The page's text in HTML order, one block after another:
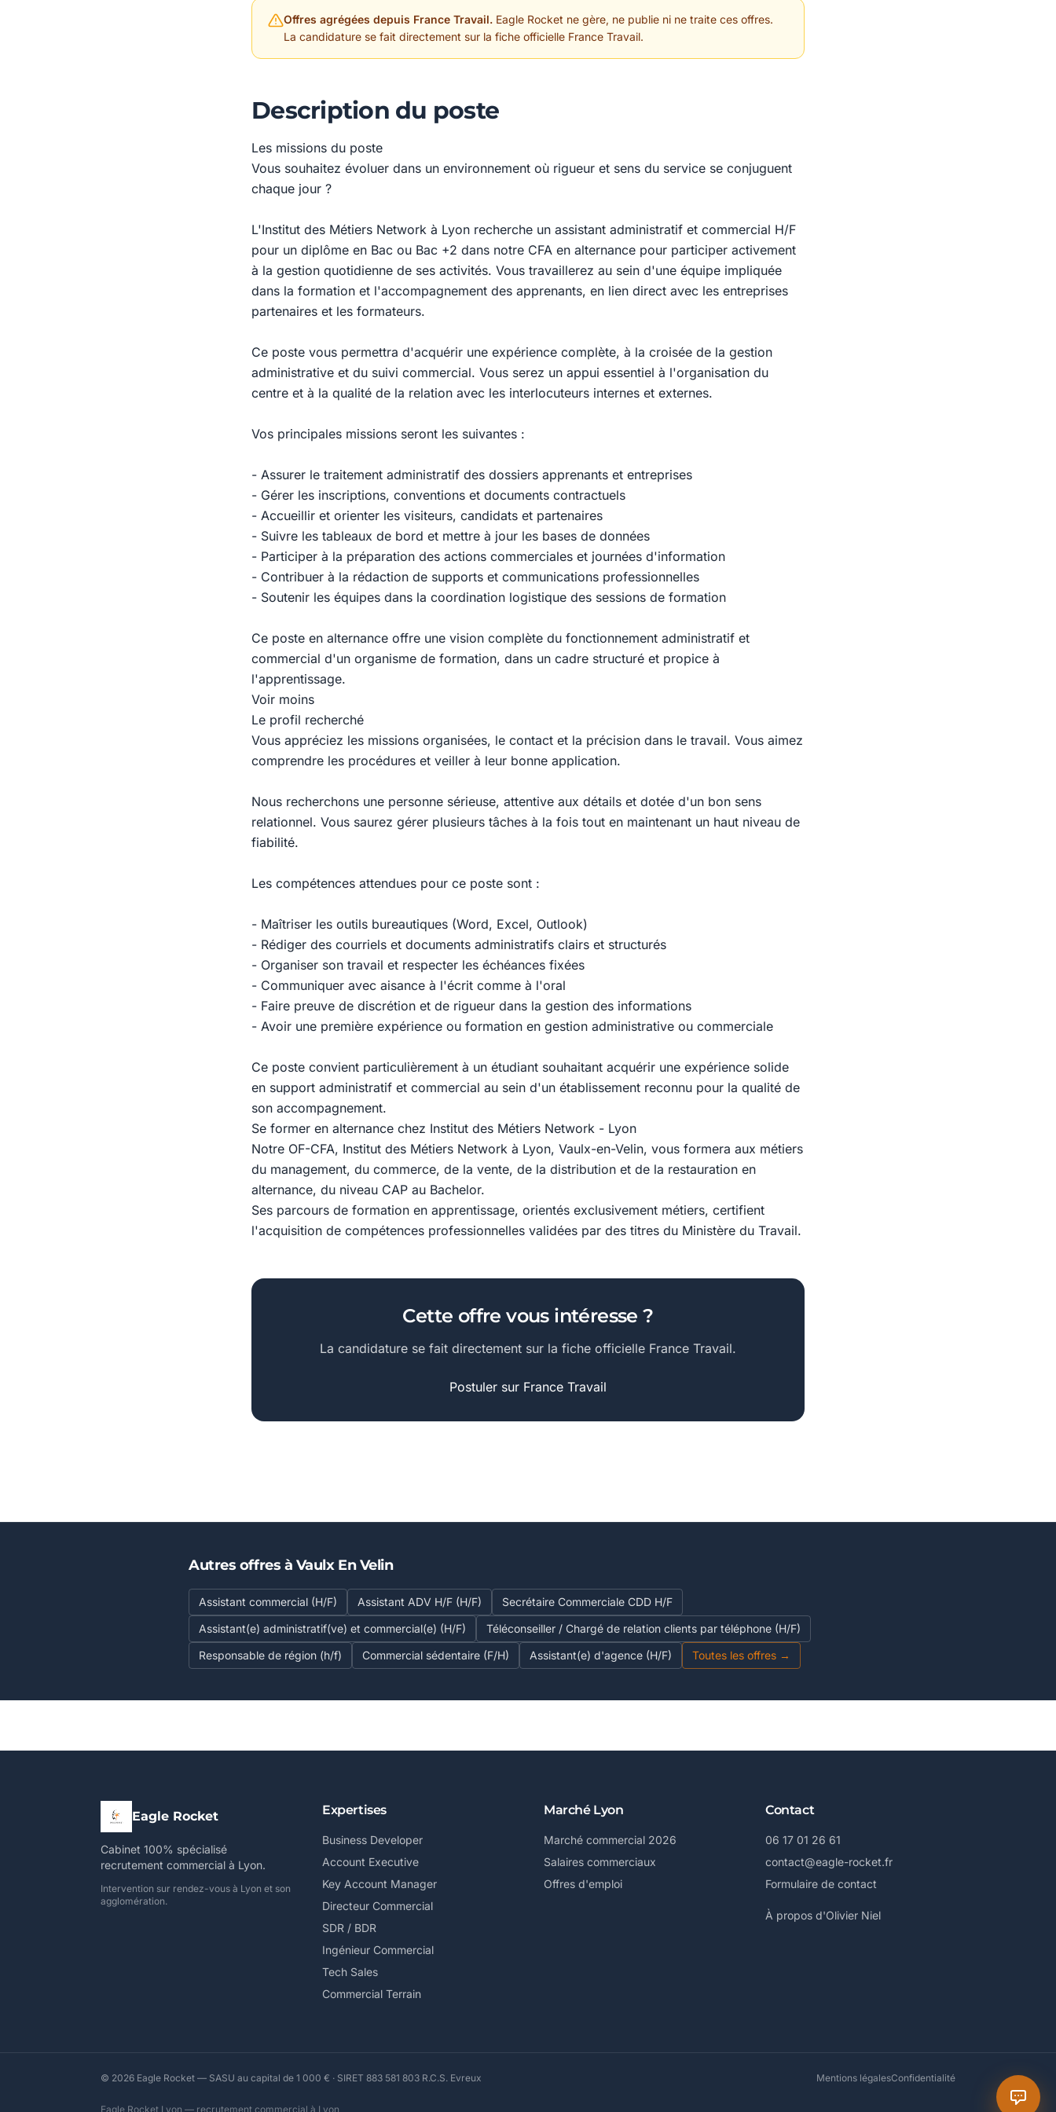
Offres agrégées depuis France Travail. Eagle Rocket ne gère, ne publie ni ne traite ces offres.
La candidature se fait directement sur la fiche officielle France Travail.
Description du poste
Les missions du poste
Vous souhaitez évoluer dans un environnement où rigueur et sens du service se conjuguent
chaque jour ?
L'Institut des Métiers Network à Lyon recherche un assistant administratif et commercial H/F
pour un diplôme en Bac ou Bac +2 dans notre CFA en alternance pour participer activement
à la gestion quotidienne de ses activités. Vous travaillerez au sein d'une équipe impliquée
dans la formation et l'accompagnement des apprenants, en lien direct avec les entreprises
partenaires et les formateurs.
Ce poste vous permettra d'acquérir une expérience complète, à la croisée de la gestion
administrative et du suivi commercial. Vous serez un appui essentiel à l'organisation du
centre et à la qualité de la relation avec les interlocuteurs internes et externes.
Vos principales missions seront les suivantes :
- Assurer le traitement administratif des dossiers apprenants et entreprises
- Gérer les inscriptions, conventions et documents contractuels
- Accueillir et orienter les visiteurs, candidats et partenaires
- Suivre les tableaux de bord et mettre à jour les bases de données
- Participer à la préparation des actions commerciales et journées d'information
- Contribuer à la rédaction de supports et communications professionnelles
- Soutenir les équipes dans la coordination logistique des sessions de formation
Ce poste en alternance offre une vision complète du fonctionnement administratif et
commercial d'un organisme de formation, dans un cadre structuré et propice à
l'apprentissage.
Voir moins
Le profil recherché
Vous appréciez les missions organisées, le contact et la précision dans le travail. Vous aimez
comprendre les procédures et veiller à leur bonne application.
Nous recherchons une personne sérieuse, attentive aux détails et dotée d'un bon sens
relationnel. Vous saurez gérer plusieurs tâches à la fois tout en maintenant un haut niveau de
fiabilité.
Les compétences attendues pour ce poste sont :
- Maîtriser les outils bureautiques (Word, Excel, Outlook)
- Rédiger des courriels et documents administratifs clairs et structurés
- Organiser son travail et respecter les échéances fixées
- Communiquer avec aisance à l'écrit comme à l'oral
- Faire preuve de discrétion et de rigueur dans la gestion des informations
- Avoir une première expérience ou formation en gestion administrative ou commerciale
Ce poste convient particulièrement à un étudiant souhaitant acquérir une expérience solide
en support administratif et commercial au sein d'un établissement reconnu pour la qualité de
son accompagnement.
Se former en alternance chez Institut des Métiers Network - Lyon
Notre OF-CFA, Institut des Métiers Network à Lyon, Vaulx-en-Velin, vous formera aux métiers
du management, du commerce, de la vente, de la distribution et de la restauration en
alternance, du niveau CAP au Bachelor.
Ses parcours de formation en apprentissage, orientés exclusivement métiers, certifient
l'acquisition de compétences professionnelles validées par des titres du Ministère du Travail.
Cette offre vous intéresse ?
La candidature se fait directement sur la fiche officielle France Travail.
Postuler sur France Travail
Autres offres à Vaulx En Velin
Assistant commercial (H/F) Assistant ADV H/F (H/F)
Secrétaire Commerciale CDD H/F
Assistant(e) administratif(ve) et commercial(e) (H/F)
Téléconseiller / Chargé de relation clients par téléphone (H/F)
Responsable de région (h/f)
Commercial sédentaire (F/H) Assistant(e) d'agence (H/F) Toutes les offres →
Eagle Rocket
Cabinet 100% spécialisé
recrutement commercial à Lyon.
Intervention sur rendez-vous à Lyon et son
agglomération.
Expertises
Business Developer
Account Executive
Key Account Manager
Directeur Commercial
SDR / BDR
Ingénieur Commercial
Tech Sales
Commercial Terrain
Marché Lyon
Marché commercial 2026
Salaires commerciaux
Offres d'emploi
Contact
06 17 01 26 61
contact@eagle-rocket.fr
Formulaire de contact
À propos d'Olivier Niel
© 2026 Eagle Rocket — SASU au capital de 1 000 € · SIRET 883 581 803 R.C.S. Evreux Mentions légalesConfidentialité
Eagle Rocket Lyon — recrutement commercial à Lyon